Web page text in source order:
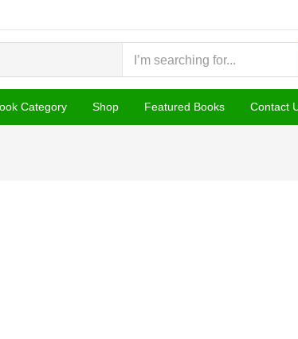
Category Shop Featured Books Contact